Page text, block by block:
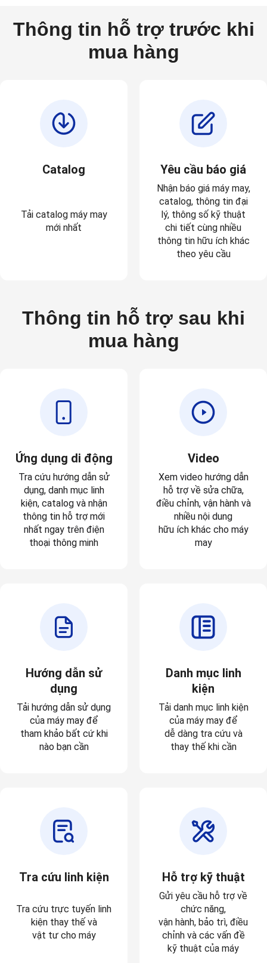
Thông tin hỗ trợ trước khi
mua hàng
Catalog
Tải catalog máy may
mới nhất
Yêu cầu báo giá
Nhận báo giá máy may,
catalog, thông tinđại
lý, thông số kỹ thuật
chi tiết cùng nhiều
thông tin hữu ích khác
theo yêu cầu
Thông tin hỗ trợ sau khi
mua hàng
Ứng dụng di động
Tra cứu hướng dẫn sử
dụng, danh mục linh
kiện, catalog và nhận
thông tin hỗ trợ mới
nhất ngay trên điện
thoại thông minh
Video
Xem video hướng dẫn
hỗ trợ về sửa chữa,
điều chỉnh, vận hành và
nhiều nội dung
hữu ích khác cho máy
may
Hướng dẫn sử
dụng
Tải hướng dẫn sử dụng
của máy may để
tham khảo bất cứ khi
nào bạn cần
Danh mục linh
kiện
Tải danh mục linh kiện
của máy may để
dễ dàng tra cứu và
thay thế khi cần
Tra cứu linh kiện
Tra cứu trực tuyến linh
kiện thay thế và
vật tư cho máy
Hỗ trợ kỹ thuật
Gửi yêu cầu hỗ trợ về
chức năng,
vận hành, bảo trì, điều
chỉnh và các vấn đề
kỹ thuật của máy